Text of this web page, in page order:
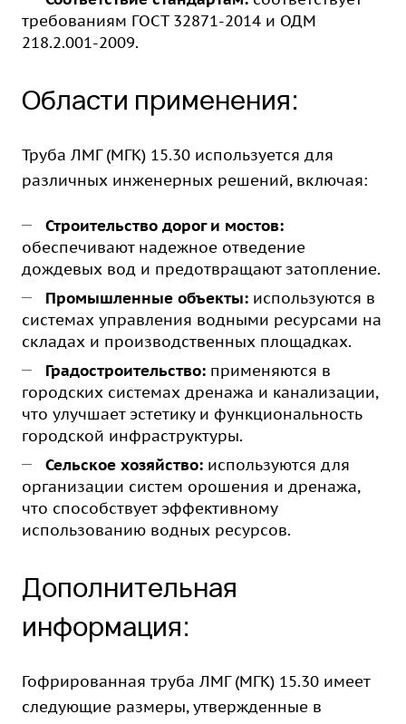
требованиям ГОСТ 32871-2014 и ОДМ
218.2.001-2009.
Области применения:
Труба ЛМГ (МГК) 15.30 используется для
различных инженерных решений, включая:
Строительство дорог и мостов:
обеспечивают надежное отведение
дождевых вод и предотвращают затопление.
Промышленные объекты: используются в
системах управления водными ресурсами на
складах и производственных площадках.
Градостроительство: применяются в
городских системах дренажа и канализации,
что улучшает эстетику и функциональность
городской инфраструктуры.
Сельское хозяйство: используются для
организации систем орошения и дренажа,
что способствует эффективному
использованию водных ресурсов.
Дополнительная
информация:
Гофрированная труба ЛМГ (МГК) 15.30 имеет
следующие размеры, утвержденные в